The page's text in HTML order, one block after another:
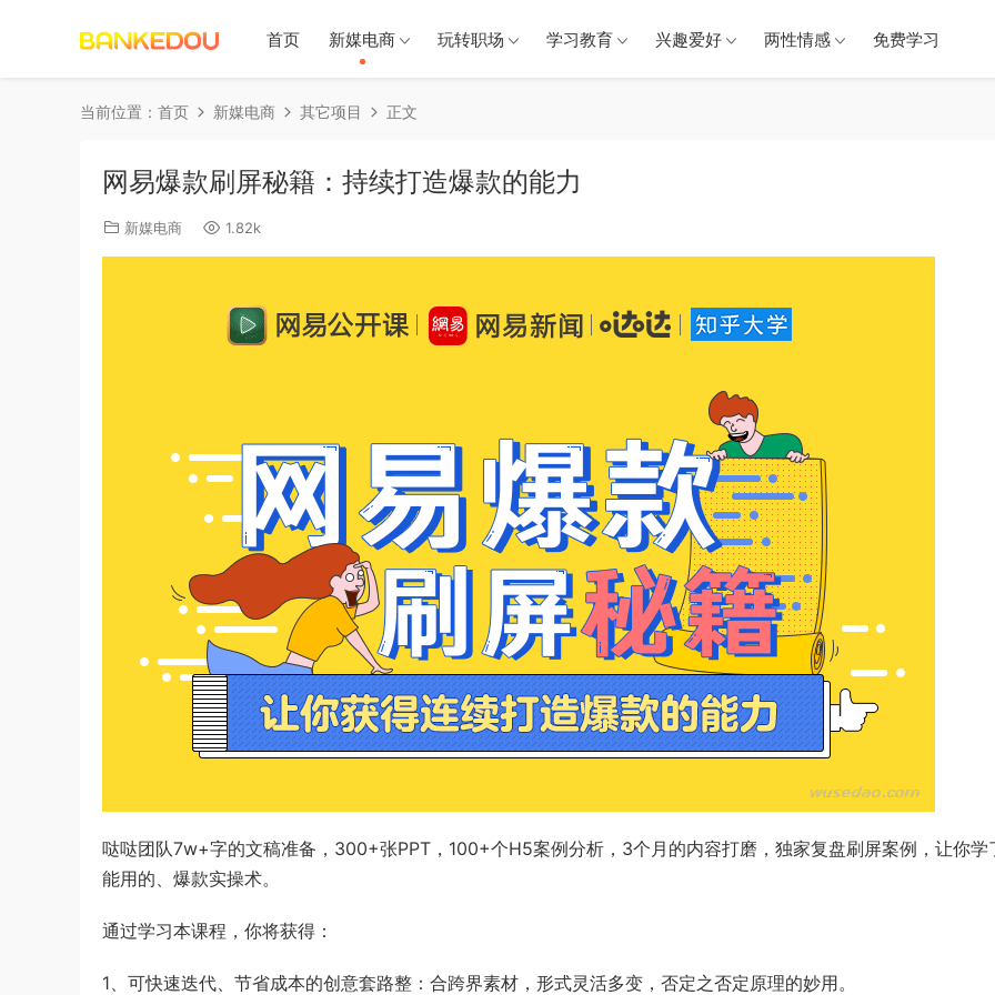
首页 新媒电商 玩转职场 学习教育 兴趣爱好 两性情感 免费学习
当前位置： 首页 新媒电商 其它项目 正文
网易爆款刷屏秘籍：持续打造爆款的能力
新媒电商 1.82k
哒哒团队7w+字的文稿准备，300+张PPT，100+个H5案例分析，3个月的内容打磨，独家复盘刷屏案例，让你学
能用的、爆款实操术。
通过学习本课程，你将获得：
1、可快速迭代、节省成本的创意套路整：合跨界素材，形式灵活多变，否定之否定原理的妙用。